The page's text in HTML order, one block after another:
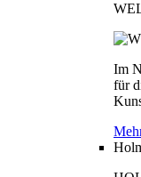
Im
für